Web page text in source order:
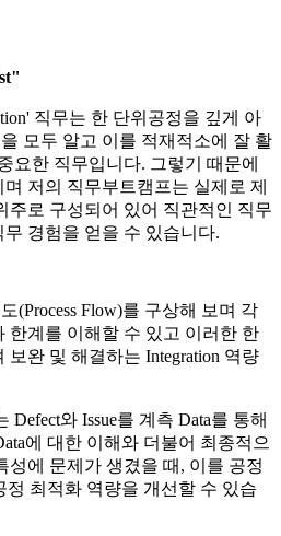
직무는 한 단위공정을 깊게 아
모두 알고 이를 적재적소에 잘 활
요한 직무입니다. 그렇기 때문에
저의 직무부트캠프는 실제로 제
주로 구성되어 있어 직관적인 직무
경험을 얻을 수 있습니다.
(Process Flow)를 구상해 보며 각
한계를 이해할 수 있고 이러한 한
완 및 해결하는 Integration 역량
와 Issue를 계측 Data를 통해
에 대한 이해와 더불어 최종적으
성에 문제가 생겼을 때, 이를 공정
정 최적화 역량을 개선할 수 있습